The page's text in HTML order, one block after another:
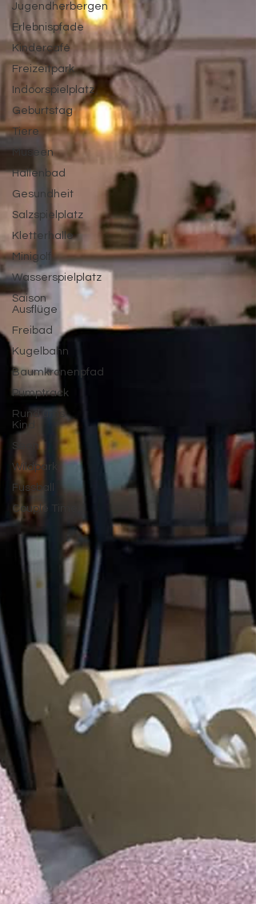
Jugendherbergen
Erlebnispfade
Kindercafé
Freizeitpark
Indoorspielplatz
Geburtstag
Tiere
Museen
Hallenbad
Gesundheit
Salzspielplatz
Kletterhalle
Minigolf
Wasserspielplatz
Saison
Ausflüge
Freibad
Kugelbahn
Baumkronenpfad
Pumptrack
Rund ums
Kind
Seen
Wildpark
Fussball
Couple Time